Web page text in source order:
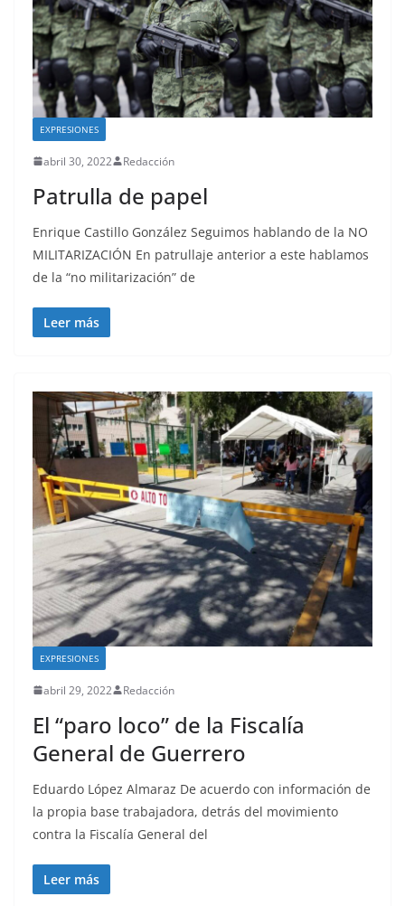
EXPRESIONES
abril 30, 2022 Redacción
Patrulla de papel
Enrique Castillo González Seguimos hablando de la NO
MILITARIZACIÓN En patrullaje anterior a este hablamos
de la “no militarización” de
Leer más
EXPRESIONES
abril 29, 2022 Redacción
El “paro loco” de la Fiscalía
General de Guerrero
Eduardo López Almaraz De acuerdo con información de
la propia base trabajadora, detrás del movimiento
contra la Fiscalía General del
Leer más